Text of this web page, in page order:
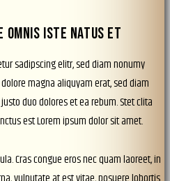
OMNIS ISTE NATUS ET
sadipscing elitr, sed diam nonumy
magna aliquyam erat, sed diam
duo dolores et ea rebum. Stet clita
est Lorem ipsum dolor sit amet.
Cras congue eros nec quam laoreet, in